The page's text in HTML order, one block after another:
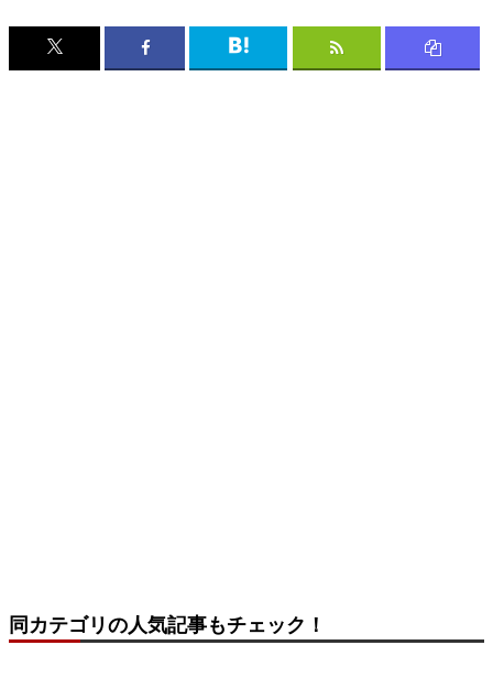
同カテゴリの人気記事もチェック！